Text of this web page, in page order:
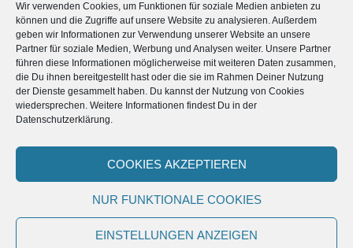
Wir verwenden Cookies, um Funktionen für soziale Medien anbieten zu
können und die Zugriffe auf unsere Website zu analysieren. Außerdem
geben wir Informationen zur Verwendung unserer Website an unsere
Partner für soziale Medien, Werbung und Analysen weiter. Unsere Partner
führen diese Informationen möglicherweise mit weiteren Daten zusammen,
die Du ihnen bereitgestellt hast oder die sie im Rahmen Deiner Nutzung
der Dienste gesammelt haben. Du kannst der Nutzung von Cookies
wiedersprechen. Weitere Informationen findest Du in der
Datenschutzerklärung.
COOKIES AKZEPTIEREN
NUR FUNKTIONALE COOKIES
EINSTELLUNGEN ANZEIGEN
Instagram
Facebook
YouTube
Powered by
Stolz präsentiert von WordPress |Theme: Edin von
WordPress.com.